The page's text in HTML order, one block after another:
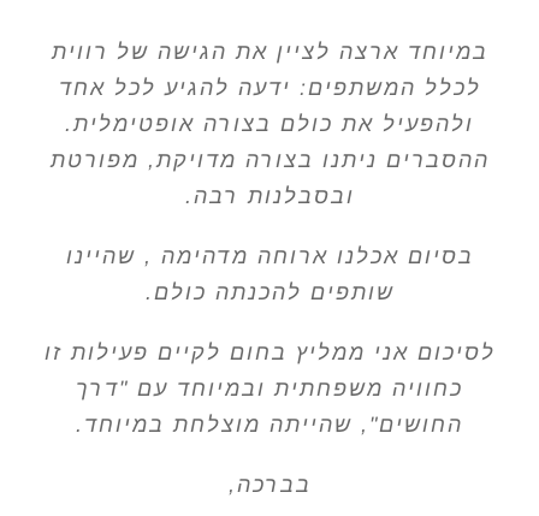
במיוחד ארצה לציין את הגישה של רווית
לכלל המשתפים: ידעה להגיע לכל אחד
ולהפעיל את כולם בצורה אופטימלית.
ההסברים ניתנו בצורה מדויקת, מפורטת
ובסבלנות רבה.
בסיום אכלנו ארוחה מדהימה , שהיינו
שותפים להכנתה כולם.
לסיכום אני ממליץ בחום לקיים פעילות זו
כחוויה משפחתית ובמיוחד עם "דרך
החושים", שהייתה מוצלחת במיוחד.
בברכה,